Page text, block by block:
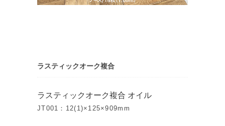
ラスティックオーク複合
ラスティックオーク複合 オイル
JT001：12(1)×125×909mm